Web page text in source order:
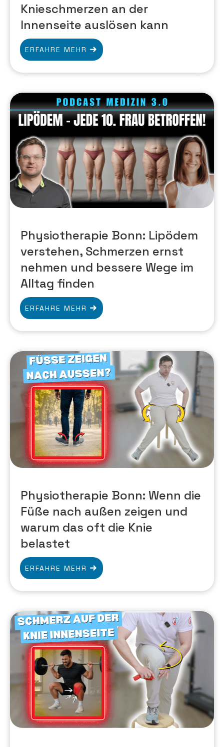
Knieschmerzen an der
Innenseite auslösen kann
ERFAHRE MEHR
Physiotherapie Bonn: Lipödem
verstehen, Schmerzen ernst
nehmen und bessere Wege im
Alltag finden
ERFAHRE MEHR
Physiotherapie Bonn: Wenn die
Füße nach außen zeigen und
warum das oft die Knie
belastet
ERFAHRE MEHR